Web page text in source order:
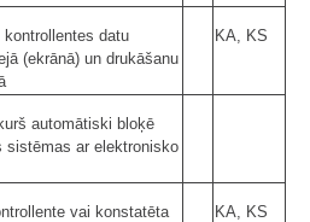
datu
(ekrānā) un drukāšanu
KA, KS
automātiski bloķē
sistēmas ar elektronisko
vai konstatēta
KA, KS